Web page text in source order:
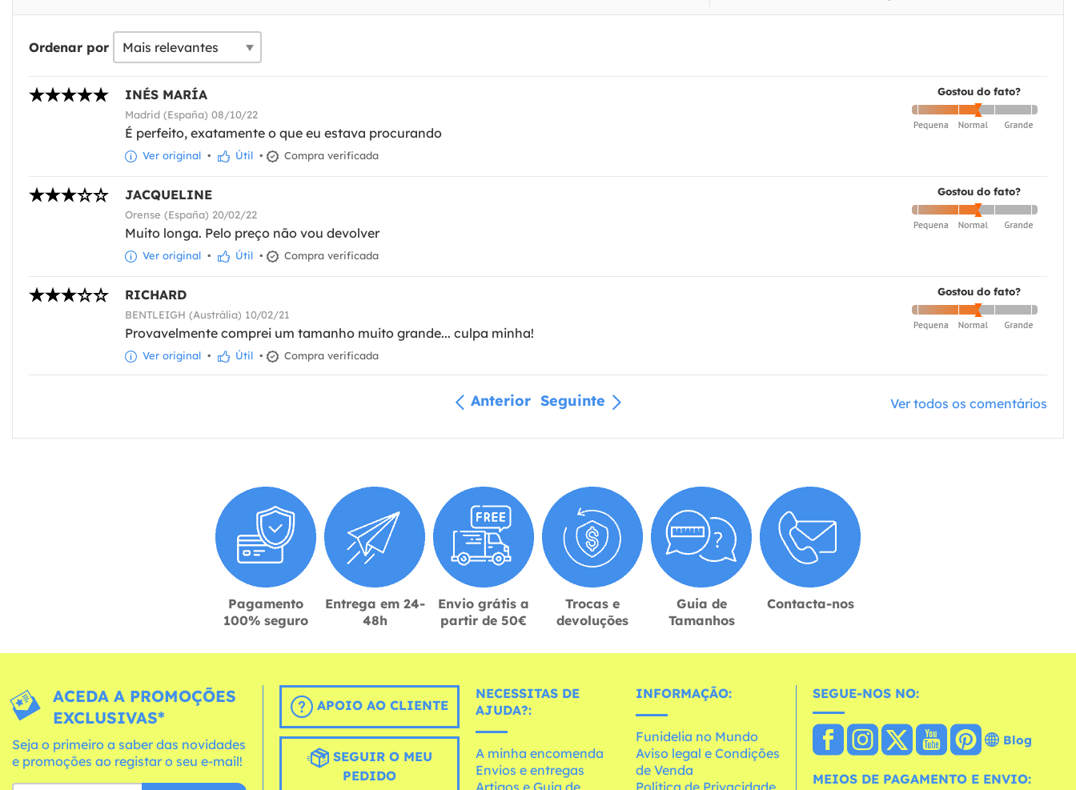
Ordenar por
Gostou do fato?
INÉS MARÍA
Madrid (España) 08/10/22
É perfeito, exatamente o que eu estava procurando
Ver original • Útil • Compra verificada
Gostou do fato?
JACQUELINE
Orense (España) 20/02/22
Muito longa. Pelo preço não vou devolver
Ver original • Útil • Compra verificada
Gostou do fato?
RICHARD
BENTLEIGH (Austrália) 10/02/21
Provavelmente comprei um tamanho muito grande... culpa minha!
Ver original • Útil • Compra verificada
Anterior Seguinte Ver todos os comentários
Pagamento
100% seguro
Entrega em 24-
48h
Envio grátis a
partir de 50€
Trocas e
devoluções
Guia de
Tamanhos
Contacta-nos
ACEDA A PROMOÇÕES
EXCLUSIVAS*
Seja o primeiro a saber das novidades
e promoções ao registar o seu e-mail!
APOIO AO CLIENTE
SEGUIR O MEU
PEDIDO
NECESSITAS DE
AJUDA?:
A minha encomenda
Envios e entregas
INFORMAÇÃO:
Funidelia no Mundo
Aviso legal e Condições
de Venda
SEGUE-NOS NO:
Blog
MEIOS DE PAGAMENTO E ENVIO: